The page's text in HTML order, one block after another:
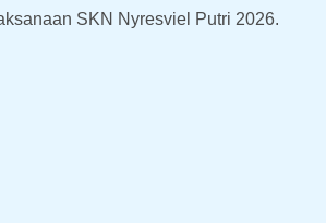
SKN Nyresviel Putri 2026.